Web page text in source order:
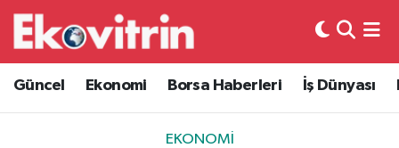
Güncel Ekonomi Borsa Haberleri İş Dünyası
EKONOMI
Güncel
Ekonomi
Hava Durumu
Trafik Durumu